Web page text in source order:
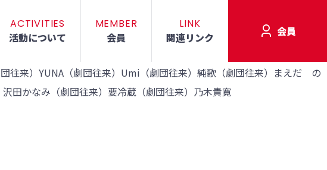
ACTIVITIES
活動について
MEMBER
会員
LINK
関連リンク 会員
往来）YUNA（劇団往来）Umi（劇団往来）純歌（劇団往来）まえだ の
田かなみ（劇団往来）要冷蔵（劇団往来）乃木貴寛